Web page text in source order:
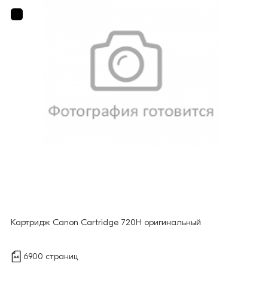
Картридж Canon Cartridge 720H оригинальный
6900 страниц